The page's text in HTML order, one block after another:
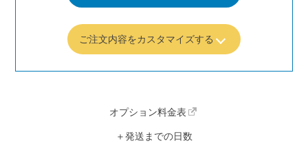
ご注文内容をカスタマイズする
オプション料金表
＋発送までの日数